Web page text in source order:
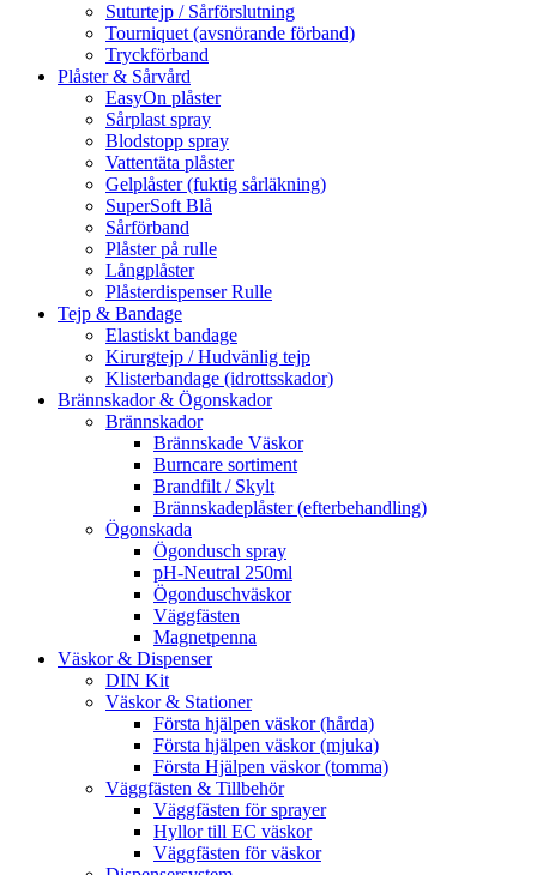
Suturtejp / Sårförslutning
Tourniquet (avsnörande förband)
Tryckförband
Plåster & Sårvård
EasyOn plåster
Sårplast spray
Blodstopp spray
Vattentäta plåster
Gelplåster (fuktig sårläkning)
SuperSoft Blå
Sårförband
Plåster på rulle
Långplåster
Plåsterdispenser Rulle
Tejp & Bandage
Elastiskt bandage
Kirurgtejp / Hudvänlig tejp
Klisterbandage (idrottsskador)
Brännskador & Ögonskador
Brännskador
Brännskade Väskor
Burncare sortiment
Brandfilt / Skylt
Brännskadeplåster (efterbehandling)
Ögonskada
Ögondusch spray
pH-Neutral 250ml
Ögonduschväskor
Väggfästen
Magnetpenna
Väskor & Dispenser
DIN Kit
Väskor & Stationer
Första hjälpen väskor (hårda)
Första hjälpen väskor (mjuka)
Första Hjälpen väskor (tomma)
Väggfästen & Tillbehör
Väggfästen för sprayer
Hyllor till EC väskor
Väggfästen för väskor